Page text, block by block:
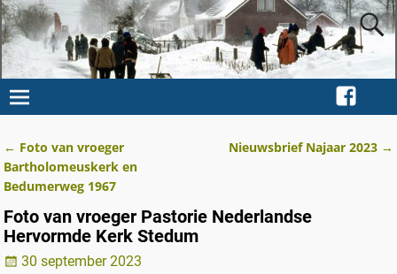
Berichtnavigatie
← Foto van vroeger
Bartholomeuskerk en
Bedumerweg 1967
Nieuwsbrief Najaar 2023 →
Foto van vroeger Pastorie Nederlandse
Hervormde Kerk Stedum
30 september 2023